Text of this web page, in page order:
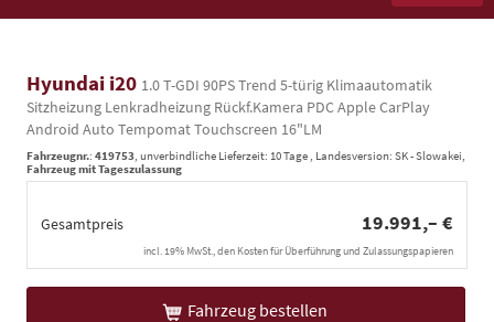
Hyundai i20 1.0 T-GDI 90PS Trend 5-türig Klimaautomatik
Sitzheizung Lenkradheizung Rückf.Kamera PDC Apple CarPlay
Android Auto Tempomat Touchscreen 16"LM
Fahrzeugnr.: 419753 , unverbindliche Lieferzeit: 10 Tage , Landesversion: SK - Slowakei,
Fahrzeug mit Tageszulassung
Gesamtpreis 19.991,– €
incl. 19% MwSt., den Kosten für Überführung und Zulassungspapieren
Fahrzeug bestellen